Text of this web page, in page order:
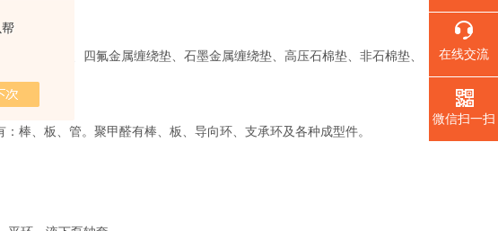
内外环）、四氟金属缠绕垫、石墨金属缠绕垫、高压石棉垫、非石棉垫、
、板、管。聚甲醛有棒、板、导向环、支承环及各种成型件。
在线交流
微信扫一扫